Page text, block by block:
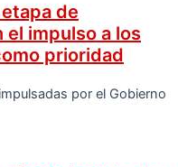
de
el impulso a los
prioridad